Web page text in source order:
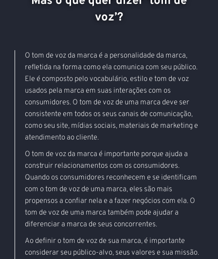
voz’?
O tom de voz da marca é a personalidade da marca,
refletida na forma como ela comunica com seu público.
Ele é composto pelo vocabulário, estilo e tom de voz
usados pela marca em suas interações com os
consumidores. O tom de voz de uma marca deve ser
consistente em todos os seus canais de comunicação,
como seu site, mídias sociais, materiais de marketing e
atendimento ao cliente.
O tom de voz da marca é importante porque ajuda a
construir relacionamentos com os consumidores.
Quando os consumidores reconhecem e se identificam
com o tom de voz de uma marca, eles são mais
propensos a confiar nela e a fazer negócios com ela. O
tom de voz de uma marca também pode ajudar a
diferenciar a marca de seus concorrentes.
Ao definir o tom de voz de sua marca, é importante
considerar seu público-alvo, seus valores e sua missão.